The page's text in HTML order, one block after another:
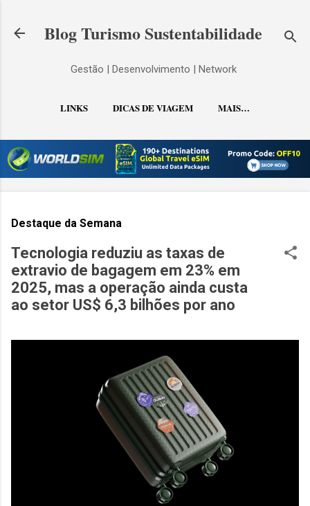
Blog Turismo Sustentabilidade
Gestão | Desenvolvimento | Network
LINKS DICAS DE VIAGEM MAIS…
CONTATO
Destaque da Semana
Tecnologia reduziu as taxas de
extravio de bagagem em 23% em
2025, mas a operação ainda custa
ao setor US$ 6,3 bilhões por ano